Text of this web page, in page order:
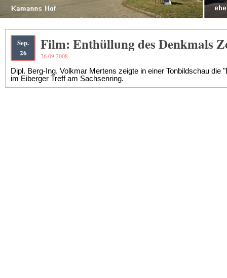
Sep.
26
Film: Enthüllung des Denkmals
26.09.2008
Dipl. Berg-Ing. Volkmar Mertens zeigte in einer Tonbildschau die
im Eiberger Treff am Sachsenring.